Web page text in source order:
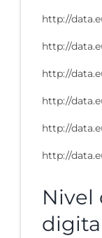
http://
http://
http://
http://
http://
http://
Nivel